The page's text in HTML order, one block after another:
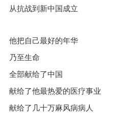
从抗战到新中国成立
他把自己最好的年华
乃至生命
全部献给了中国
献给了他最热爱的医疗事业
献给了几十万麻风病病人